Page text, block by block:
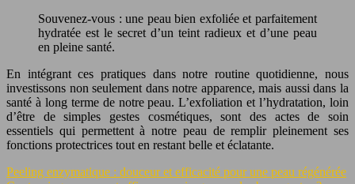
Souvenez-vous : une peau bien exfoliée et parfaitement
hydratée est le secret d’un teint radieux et d’une peau
en pleine santé.
En intégrant ces pratiques dans notre routine quotidienne, nous
investissons non seulement dans notre apparence, mais aussi dans la
santé à long terme de notre peau. L’exfoliation et l’hydratation, loin
d’être de simples gestes cosmétiques, sont des actes de soin
essentiels qui permettent à notre peau de remplir pleinement ses
fonctions protectrices tout en restant belle et éclatante.
Peeling enzymatique : douceur et efficacité pour une peau régénérée